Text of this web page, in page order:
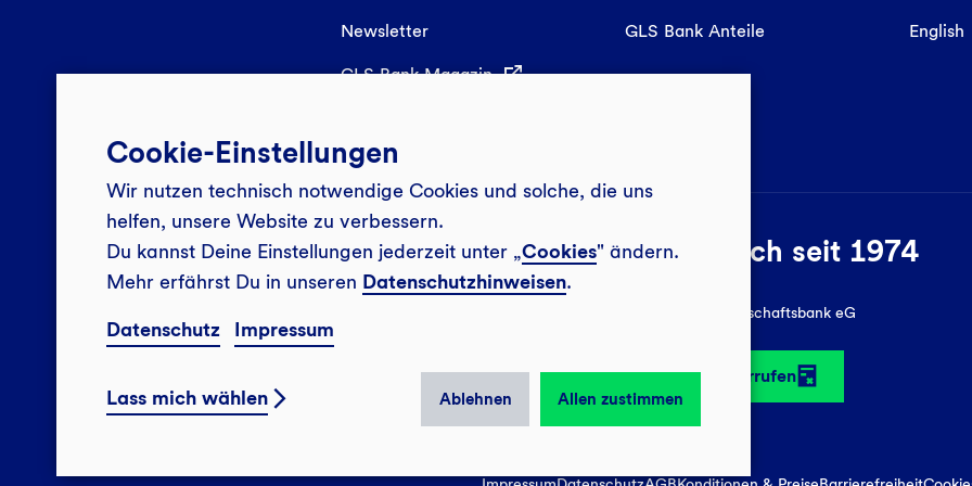
Newsletter
GLS Bank Magazin
GLS Bank Anteile English
Sozial-ökologisch seit 1974
© 2026 GLS Gemeinschaftsbank eG
Vertrag widerrufen
Cookie-Einstellungen
Wir nutzen technisch notwendige Cookies und solche, die uns
helfen, unsere Website zu verbessern.
Du kannst Deine Einstellungen jederzeit unter „Cookies" ändern.
Mehr erfährst Du in unseren Datenschutzhinweisen.
Datenschutz Impressum
Lass mich wählen Ablehnen Allen zustimmen